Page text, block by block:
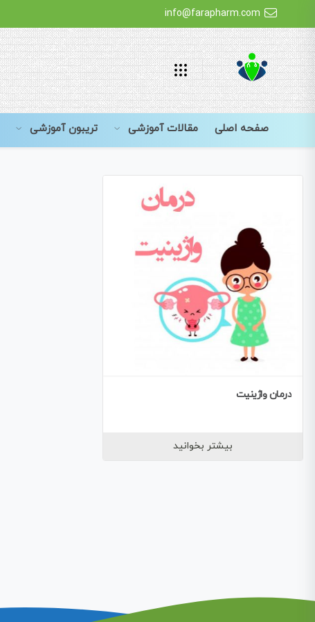
info@farapharm.com
صفحه اصلی مقالات آموزشی تریبون آموزشی
درمان واژینیت
بیشتر بخوانید